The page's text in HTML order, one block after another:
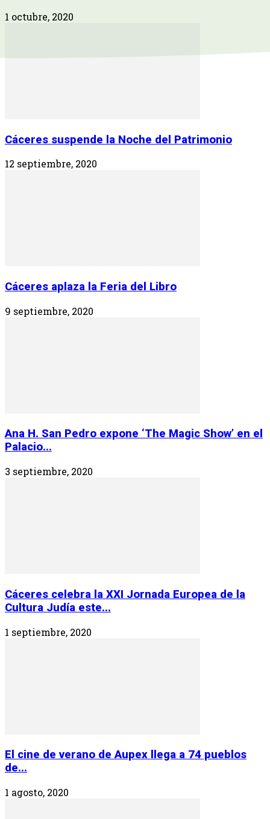
1 octubre, 2020
Cáceres suspende la Noche del Patrimonio
12 septiembre, 2020
Cáceres aplaza la Feria del Libro
9 septiembre, 2020
Ana H. San Pedro expone ‘The Magic Show’ en el
Palacio...
3 septiembre, 2020
Cáceres celebra la XXI Jornada Europea de la
Cultura Judía este...
1 septiembre, 2020
El cine de verano de Aupex llega a 74 pueblos
de...
1 agosto, 2020